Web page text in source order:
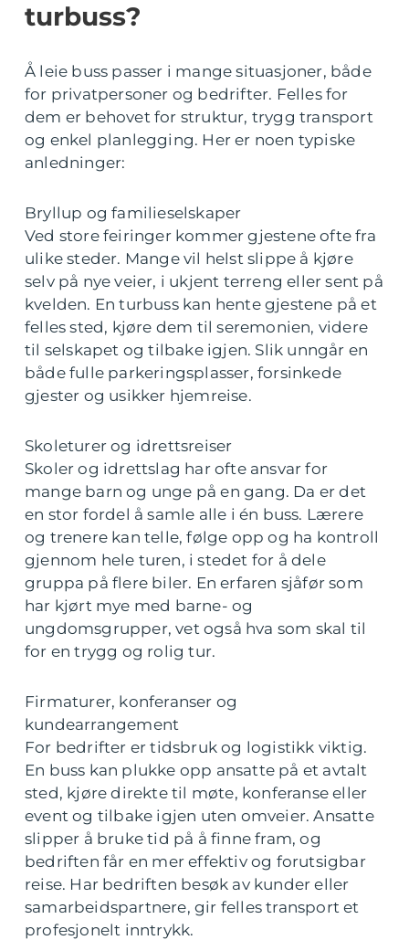
turbuss?
Å leie buss passer i mange situasjoner, både
for privatpersoner og bedrifter. Felles for
dem er behovet for struktur, trygg transport
og enkel planlegging. Her er noen typiske
anledninger:
Bryllup og familieselskaper
Ved store feiringer kommer gjestene ofte fra
ulike steder. Mange vil helst slippe å kjøre
selv på nye veier, i ukjent terreng eller sent på
kvelden. En turbuss kan hente gjestene på et
felles sted, kjøre dem til seremonien, videre
til selskapet og tilbake igjen. Slik unngår en
både fulle parkeringsplasser, forsinkede
gjester og usikker hjemreise.
Skoleturer og idrettsreiser
Skoler og idrettslag har ofte ansvar for
mange barn og unge på en gang. Da er det
en stor fordel å samle alle i én buss. Lærere
og trenere kan telle, følge opp og ha kontroll
gjennom hele turen, i stedet for å dele
gruppa på flere biler. En erfaren sjåfør som
har kjørt mye med barne- og
ungdomsgrupper, vet også hva som skal til
for en trygg og rolig tur.
Firmaturer, konferanser og
kundearrangement
For bedrifter er tidsbruk og logistikk viktig.
En buss kan plukke opp ansatte på et avtalt
sted, kjøre direkte til møte, konferanse eller
event og tilbake igjen uten omveier. Ansatte
slipper å bruke tid på å finne fram, og
bedriften får en mer effektiv og forutsigbar
reise. Har bedriften besøk av kunder eller
samarbeidspartnere, gir felles transport et
profesjonelt inntrykk.